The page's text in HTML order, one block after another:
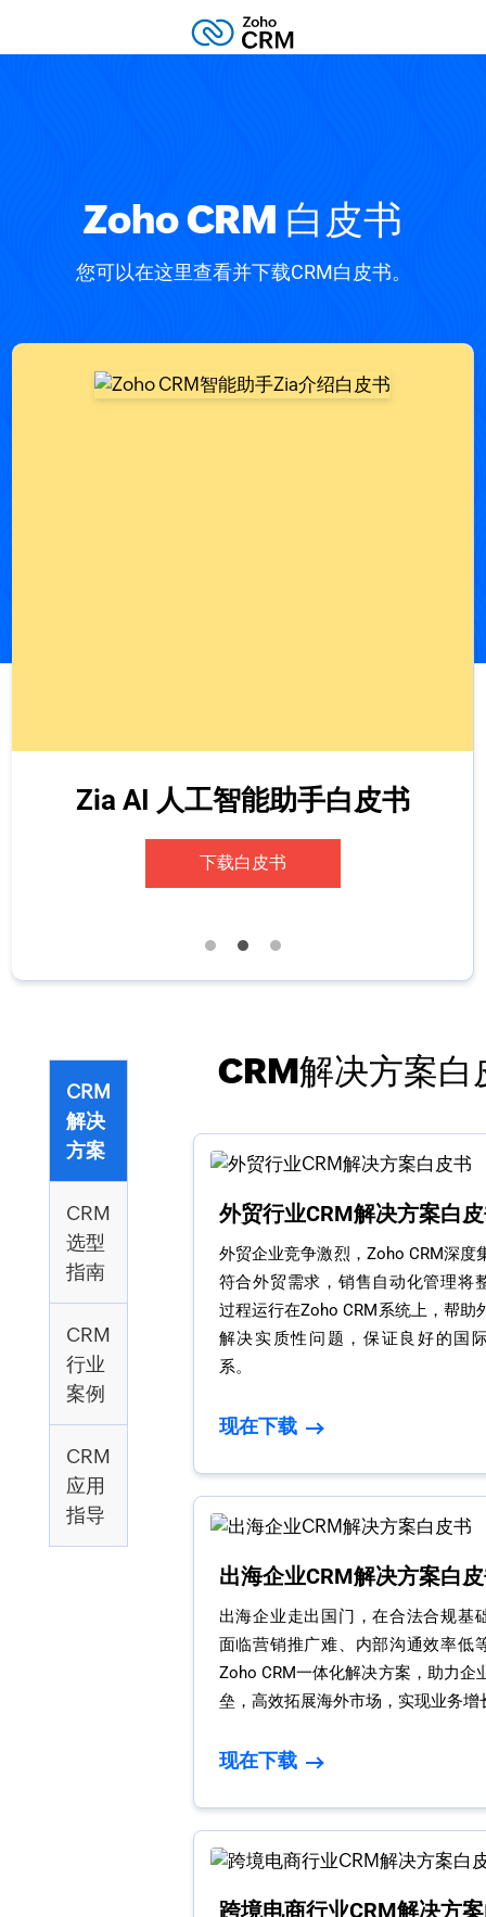
Zoho CRM 白皮书
您可以在这里查看并下载CRM白皮书。
Zia AI 人工智能助手白皮书
下载白皮书
CRM
解决
方案
CRM
选型
指南
CRM
行业
案例
CRM
应用
指导
CRM解决方案白
外贸行业CRM解决方案白
外贸企业竞争激烈，Zoho CRM深度
符合外贸需求，销售自动化管理将
过程运行在Zoho CRM系统上，帮助
解决实质性问题，保证良好的国
系。
现在下载
出海企业CRM解决方案白
出海企业走出国门，在合法合规基
面临营销推广难、内部沟通效率低
Zoho CRM一体化解决方案，助力企
垒，高效拓展海外市场，实现业务增
现在下载
跨境电商行业CRM解决方